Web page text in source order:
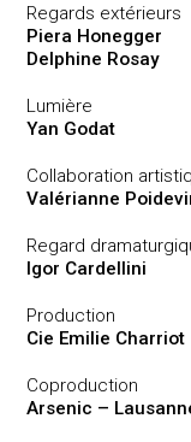
Regards extérieurs
Piera Honegger
Delphine Rosay
Lumière
Yan Godat
Collaboration
Valérianne
Regard
Igor Cardellini
Production
Cie Emilie Charriot
Coproduction
Arsenic –